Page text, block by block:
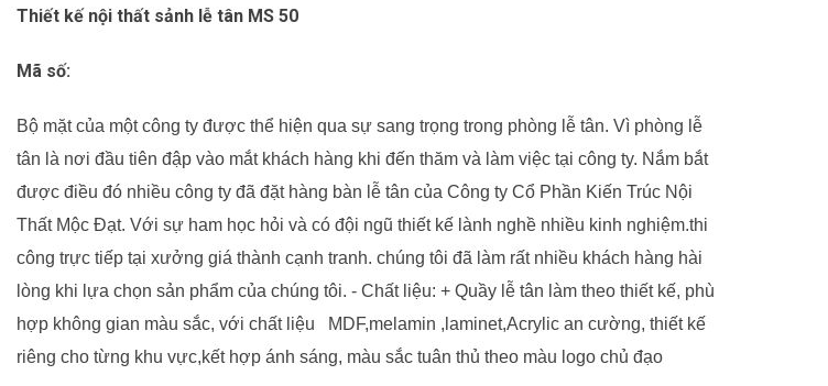
Thiết kế nội thất sảnh lễ tân MS 50
Mã số:
Bộ mặt của một công ty được thể hiện qua sự sang trọng trong phòng lễ tân. Vì phòng lễ
tân là nơi đầu tiên đập vào mắt khách hàng khi đến thăm và làm việc tại công ty. Nắm bắt
được điều đó nhiều công ty đã đặt hàng bàn lễ tân của Công ty Cổ Phần Kiến Trúc Nội
Thất Mộc Đạt. Với sự ham học hỏi và có đội ngũ thiết kế lành nghề nhiều kinh nghiệm.thi
công trực tiếp tại xưởng giá thành cạnh tranh. chúng tôi đã làm rất nhiều khách hàng hài
lòng khi lựa chọn sản phẩm của chúng tôi. - Chất liệu: + Quầy lễ tân làm theo thiết kế, phù
hợp không gian màu sắc, với chất liệu MDF,melamin ,laminet,Acrylic an cường, thiết kế
riêng cho từng khu vực,kết hợp ánh sáng, màu sắc tuân thủ theo màu logo chủ đạo